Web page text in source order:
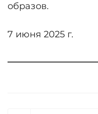
образов.
7 июня 2025 г.